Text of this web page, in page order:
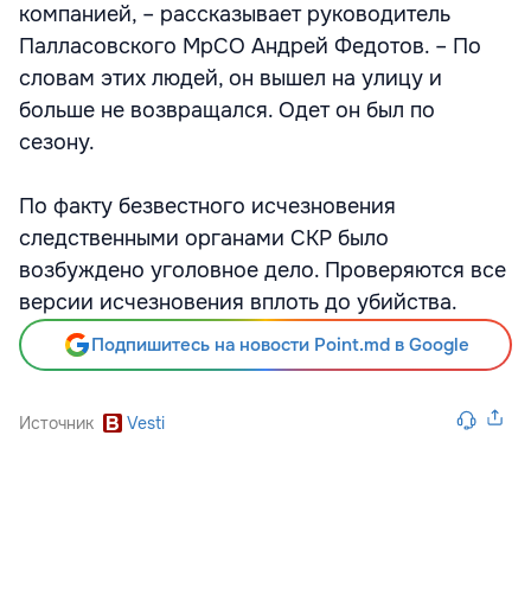
компанией, – рассказывает руководитель
Палласовского МрСО Андрей Федотов. – По
словам этих людей, он вышел на улицу и
больше не возвращался. Одет он был по
сезону.
По факту безвестного исчезновения
следственными органами СКР было
возбуждено уголовное дело. Проверяются все
версии исчезновения вплоть до убийства.
Подпишитесь на новости Point.md в Google
Источник Vesti